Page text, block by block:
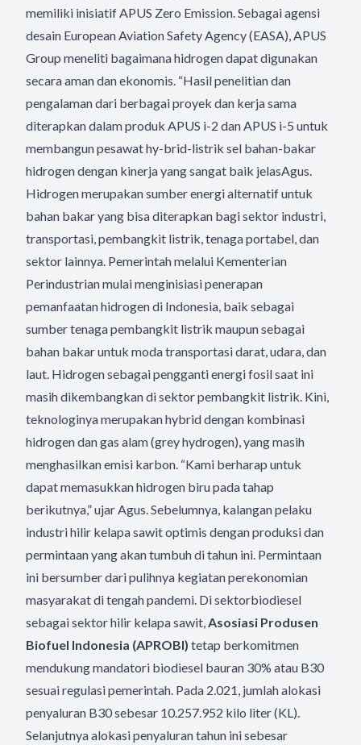
memiliki inisiatif APUS Zero Emission. Sebagai agensi
desain European Aviation Safety Agency (EASA), APUS
Group meneliti bagaimana hidrogen dapat digunakan
secara aman dan ekonomis. “Hasil penelitian dan
pengalaman dari berbagai proyek dan kerja sama
diterapkan dalam produk APUS i-2 dan APUS i-5 untuk
membangun pesawat hy-brid-listrik sel bahan-bakar
hidrogen dengan kinerja yang sangat baik jelasAgus.
Hidrogen merupakan sumber energi alternatif untuk
bahan bakar yang bisa diterapkan bagi sektor industri,
transportasi, pembangkit listrik, tenaga portabel, dan
sektor lainnya. Pemerintah melalui Kementerian
Perindustrian mulai menginisiasi penerapan
pemanfaatan hidrogen di Indonesia, baik sebagai
sumber tenaga pembangkit listrik maupun sebagai
bahan bakar untuk moda transportasi darat, udara, dan
laut. Hidrogen sebagai pengganti energi fosil saat ini
masih dikembangkan di sektor pembangkit listrik. Kini,
teknologinya merupakan hybrid dengan kombinasi
hidrogen dan gas alam (grey hydrogen), yang masih
menghasilkan emisi karbon. “Kami berharap untuk
dapat memasukkan hidrogen biru pada tahap
berikutnya,” ujar Agus. Sebelumnya, kalangan pelaku
industri hilir kelapa sawit optimis dengan produksi dan
permintaan yang akan tumbuh di tahun ini. Permintaan
ini bersumber dari pulihnya kegiatan perekonomian
masyarakat di tengah pandemi. Di sektorbiodiesel
sebagai sektor hilir kelapa sawit,Asosiasi Produsen
Biofuel Indonesia (APROBI) tetap berkomitmen
mendukung mandatori biodiesel bauran 30% atau B30
sesuai regulasi pemerintah. Pada 2.021, jumlah alokasi
penyaluran B30 sebesar 10.257.952 kilo liter (KL).
Selanjutnya alokasi penyaluran tahun ini sebesar